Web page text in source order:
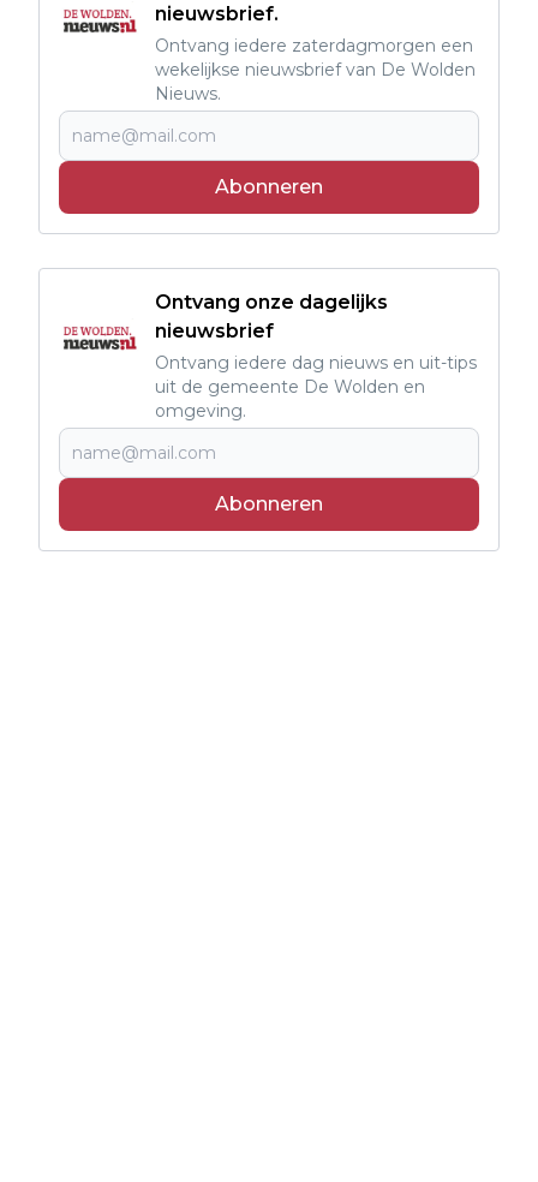
nieuwsbrief.
Ontvang iedere zaterdagmorgen een
wekelijkse nieuwsbrief van De Wolden
Nieuws.
Abonneren
Ontvang onze dagelijks
nieuwsbrief
Ontvang iedere dag nieuws en uit-tips
uit de gemeente De Wolden en
omgeving.
Abonneren